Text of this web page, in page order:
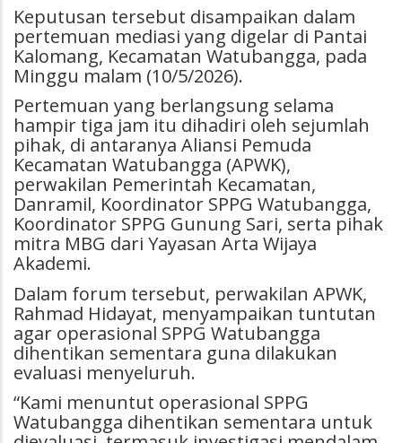
Keputusan tersebut disampaikan dalam
pertemuan mediasi yang digelar di Pantai
Kalomang, Kecamatan Watubangga, pada
Minggu malam (10/5/2026).
Pertemuan yang berlangsung selama
hampir tiga jam itu dihadiri oleh sejumlah
pihak, di antaranya Aliansi Pemuda
Kecamatan Watubangga (APWK),
perwakilan Pemerintah Kecamatan,
Danramil, Koordinator SPPG Watubangga,
Koordinator SPPG Gunung Sari, serta pihak
mitra MBG dari Yayasan Arta Wijaya
Akademi.
Dalam forum tersebut, perwakilan APWK,
Rahmad Hidayat, menyampaikan tuntutan
agar operasional SPPG Watubangga
dihentikan sementara guna dilakukan
evaluasi menyeluruh.
“Kami menuntut operasional SPPG
Watubangga dihentikan sementara untuk